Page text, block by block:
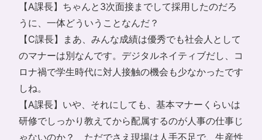
【A課長】ちゃんと3次面接までして採用したのだろ
うに、一体どういうことなんだ？
【C課長】まあ、みんな成績は優秀でも社会人として
のマナーは別なんです。デジタルネイティブだし、コ
ロナ禍で学生時代に対人接触の機会も少なかったです
しね。
【A課長】いや、それにしても、基本マナーくらいは
研修でしっかり教えてから配属するのが人事の仕事じ
ゃないのか？ ただでさえ現場は人手不足で、生産性